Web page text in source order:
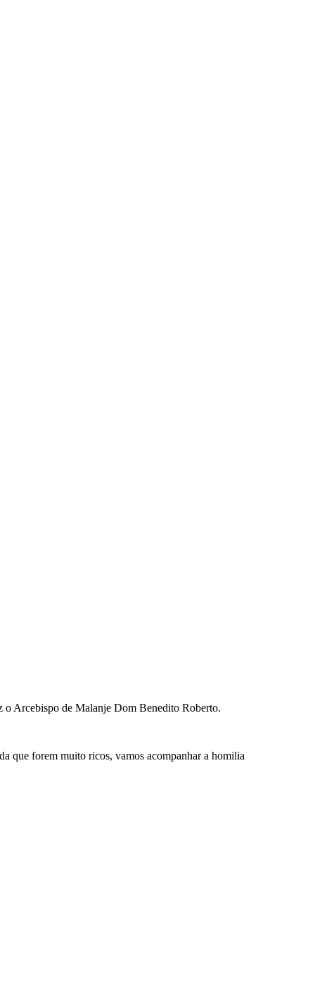
o Arcebispo de Malanje Dom Benedito Roberto.
que forem muito ricos, vamos acompanhar a homilia